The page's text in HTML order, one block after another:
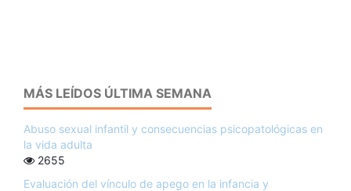
MÁS LEÍDOS ÚLTIMA SEMANA
Abuso sexual infantil y consecuencias psicopatológicas en
la vida adulta
2655
Evaluación del vínculo de apego en la infancia y